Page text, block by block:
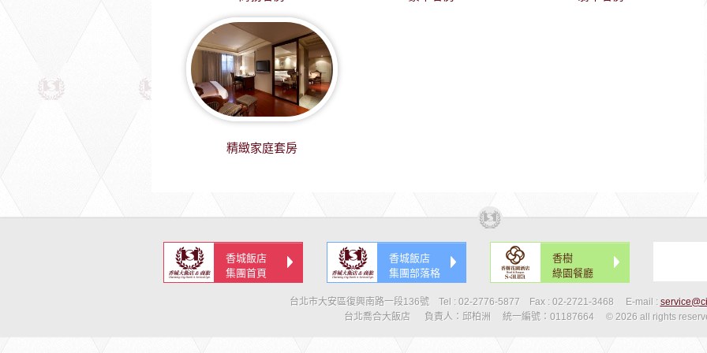
精緻家庭套房
香城飯店
集團首頁
香城飯店
集團部落格
香樹
綠園餐廳
台北市大安區復興南路一段136號Tel : 02-2776-5877 Fax : 02-2721-3468 E-mail :
台北喬合大飯店 負責人：邱柏洲 統一編號：01187664 © 2026 all rights